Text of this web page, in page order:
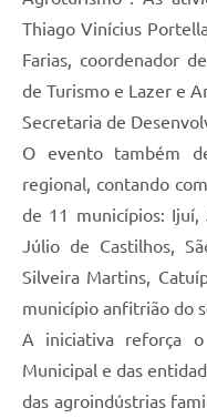
Thiago Vinícius
Farias, coordenador
de Turismo e Lazer e
Secretaria de
O evento também
regional, contando
de 11 municípios: Ijuí,
Júlio de Castilhos,
Silveira Martins,
município anfitrião do
A iniciativa reforça o
Municipal e das
das agroindústrias